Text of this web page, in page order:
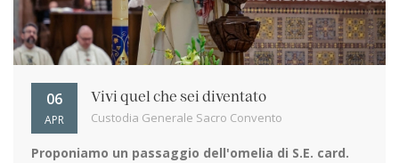
06
APR
Vivi quel che sei diventato
Custodia Generale Sacro Convento
Proponiamo un passaggio dell'omelia di S.E. card.